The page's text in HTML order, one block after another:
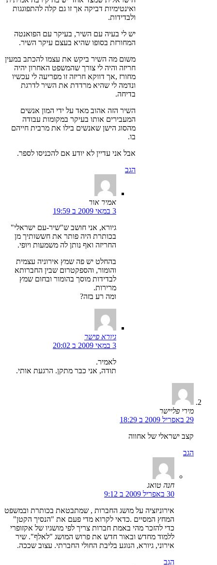
ואינטימיות דביקה אך זו גם קלה להתפוגגות
ולבדידות.
יש לי בעיה עם השיר, בעיקר עם הפואנטה
המחורזת בסופו שהיא בעצם עיקר השיר.
משום מה השיר ביקש את עצמו להכתב במעין
חריזה והיה לי צורך שהמשפט האחרון יהיה
מחורז ,אך דווקא חריזה זו מפריעה לי עכשיו
ונדמה לי שהיא מרדדת את השיר לדרגת
בדיחה.
השיר הזה אהוב מאד על ידי המון אנשים
המעבירים אותו בעיקר במקומות עבודה
מהסוג הישן שאנשים בילו את מרבית חייהם
בו.
אבל אני עדיין לא יודע אם להכניסו לספר.
הגב
אמיר אור
3 במאי 2009 ב 19:59
גיורא, אני חושב ש"שיר-עם ישראלי"
בכותרת היה פותר את חששותיך מן
החריזה ואף נותן לה משמעות ויופי.
בהחלט יש פה שמץ אירוניה עצמית
והומור, והספקטרום שבין החברותא
לבדידות מוסך בהומור ובחום שמץ
מרירות.
ומה רע בזה?
גיורא פישר
3 במאי 2009 ב 20:02
לאמיר.
תודה, אני כבר מתקן. הרגעת אותי.
מירי פליישר
29 באפריל 2009 ב 18:29
קצב ישראלי של אחווה
הגב
חנה טואג
30 באפריל 2009 ב 9:12
אירוניזציה על מושג החברות , שמתבטאת בכותרת ובמשפט
המחץ המסיים .כדאי לקרוא מדי פעם את "הנסיך הקטן"
כדי להזכר מהי באמת חברות צריך לפי מושגיו של אקזופרי
ללמוד מחדש ובאור חדש את פרוש המושג "לאלף". שיר
אירוני, גיורא, הנוגע בליבת החולי החברתי. עצוב שככה.
הגב